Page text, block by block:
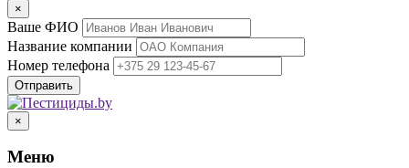
×
Ваше ФИО
Название компании
Номер телефона
×
Меню